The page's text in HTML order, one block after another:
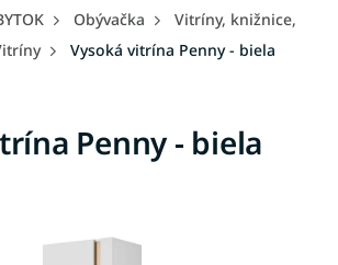
Obývačka
Vitríny, knižnice,
Vysoká vitrína Penny - biela
Penny - biela